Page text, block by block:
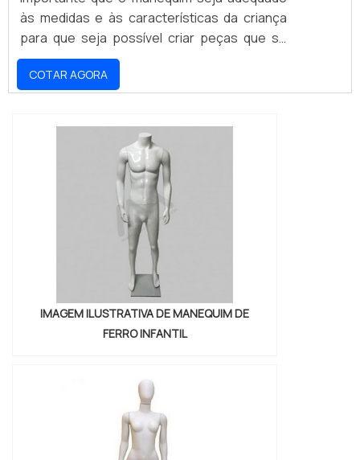
às medidas e às características da criança
para que seja possível criar peças que se
ajustem perfeitamente ao corpo dela. Por
isso, é importante escolher um manequim
infantil de qualidade, que seja resistente e
por crianças de diferentes faixas etárias.
COTAR AGORA
IMAGEM ILUSTRATIVA DE MANEQUIM DE
FERRO INFANTIL